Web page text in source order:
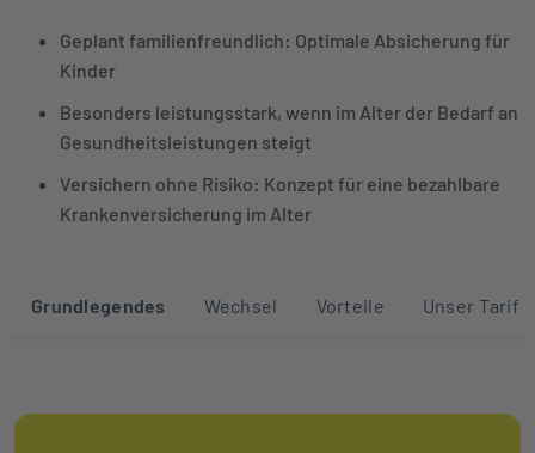
Geplant familienfreundlich: Optimale Absicherung für
Kinder
Besonders leistungsstark, wenn im Alter der Bedarf an
Gesundheitsleistungen steigt
Versichern ohne Risiko: Konzept für eine bezahlbare
Krankenversicherung im Alter
Sprunglinks zu den Abschnitten auf
Grundlegendes Wechsel Vorteile Unser Tarif